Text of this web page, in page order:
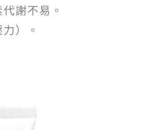
謝不易。
）。
始